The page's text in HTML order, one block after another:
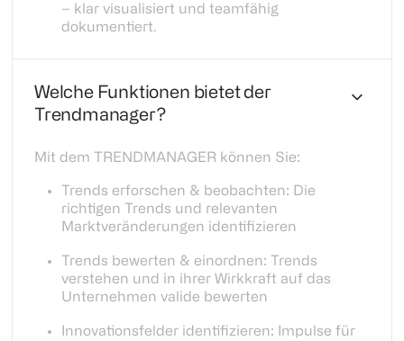
– klar visualisiert und teamfähig
dokumentiert.
Welche Funktionen bietet der
Trendmanager?
Mit dem TRENDMANAGER können Sie:
Trends erforschen & beobachten: Die
richtigen Trends und relevanten
Marktveränderungen identifizieren
Trends bewerten & einordnen: Trends
verstehen und in ihrer Wirkkraft auf das
Unternehmen valide bewerten
Innovationsfelder identifizieren: Impulse für